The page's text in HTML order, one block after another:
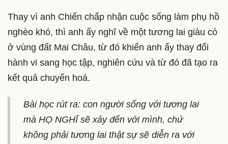
Thay vì anh Chiến chấp nhận cuộc sống làm phụ hồ
nghèo khó, thì anh ấy nghĩ về một tương lai giàu có
ở vùng đất Mai Châu, từ đó khiến anh ấy thay đổi
hành vi sang học tập, nghiên cứu và từ đó đã tạo ra
kết quả chuyển hoá.
Bài học rút ra: con người sống với tương lai
mà HỌ NGHĨ sẽ xảy đến với mình, chứ
không phải tương lai thật sự sẽ diễn ra với